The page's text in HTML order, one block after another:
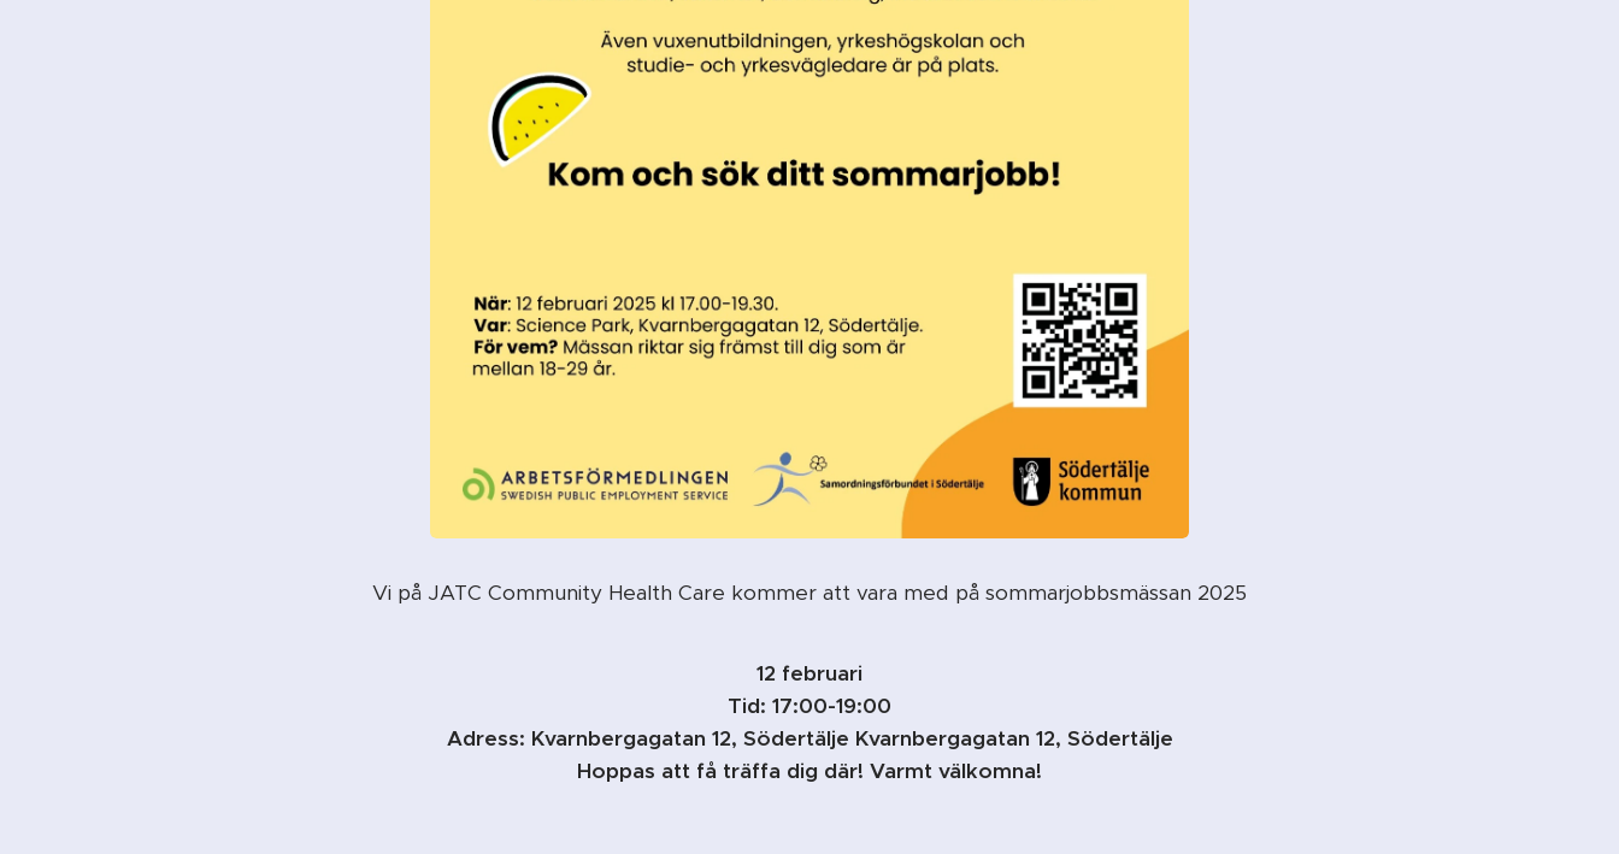
Vi på JATC Community Health Care kommer att vara med på sommarjobbsmässan 2025
12 februari
Tid: 17:00-19:00
Adress: Kvarnbergagatan 12, Södertälje Kvarnbergagatan 12, Södertälje
Hoppas att få träffa dig där! Varmt välkomna!